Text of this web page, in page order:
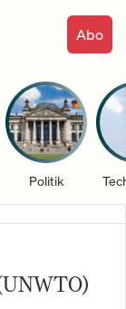
Abo
Politik